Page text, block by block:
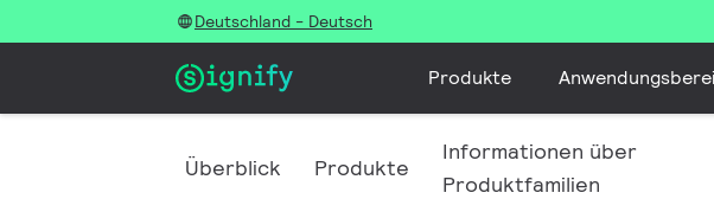
Deutschland - Deutsch
Produkte
Überblick Produkte
Informationen über
Produktfamilien